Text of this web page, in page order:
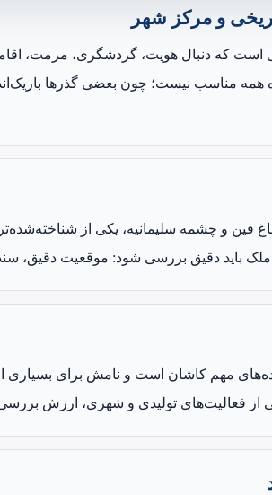
و مرکز شهر
که دنبال هویت، گردشگری، مرمت،
همه مناسب نیست؛ چون بعضی گذرها
فین و چشمه سلیمانیه، یکی از
ملک باید دقیق بررسی شود: موقعیت
مهم کاشان است و نامش برای
از فعالیت‌های تولیدی و شهری، ارزش